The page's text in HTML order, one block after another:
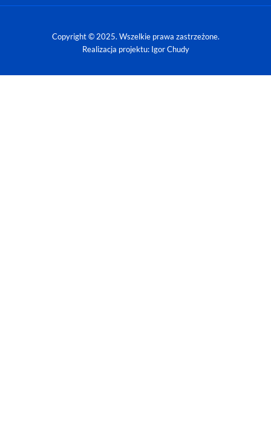
Copyright © 2025. Wszelkie prawa zastrzeżone.
Realizacja projektu: Igor Chudy